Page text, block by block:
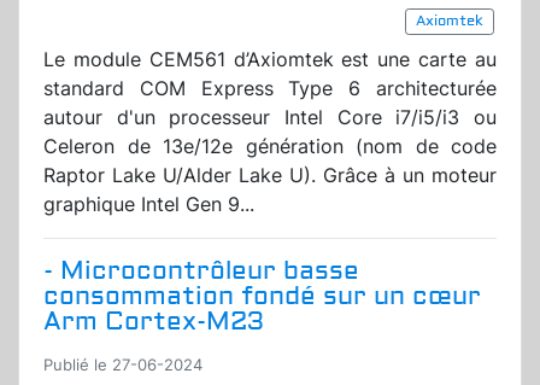
Axiomtek
Le module CEM561 d’Axiomtek est une carte au
standard COM Express Type 6 architecturée
autour d'un processeur Intel Core i7/i5/i3 ou
Celeron de 13e/12e génération (nom de code
Raptor Lake U/Alder Lake U). Grâce à un moteur
graphique Intel Gen 9...
- Microcontrôleur basse
consommation fondé sur un cœur
Arm Cortex-M23
Publié le 27-06-2024